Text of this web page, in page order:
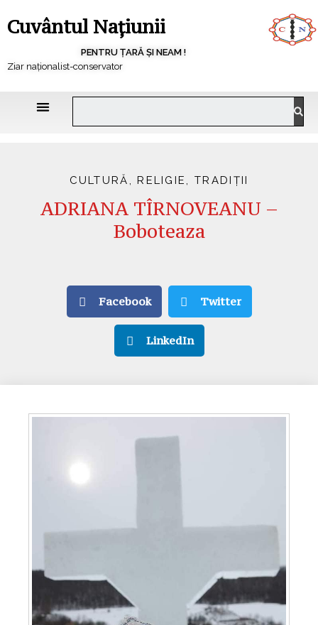
Cuvântul Națiunii
PENTRU ȚARĂ ȘI NEAM !
Ziar naționalist-conservator
CULTURĂ,RELIGIE,TRADIȚII
ADRIANA TÎRNOVEANU –
Boboteaza
Facebook Twitter
LinkedIn